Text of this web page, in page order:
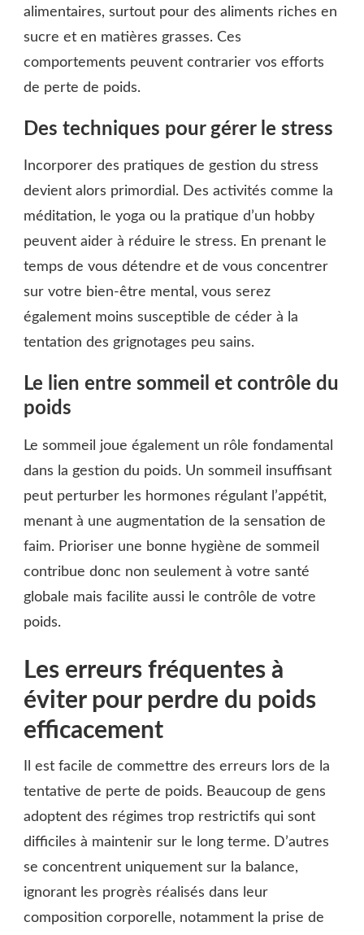
alimentaires, surtout pour des aliments riches en
sucre et en matières grasses. Ces
comportements peuvent contrarier vos efforts
de perte de poids.
Des techniques pour gérer le stress
Incorporer des pratiques de gestion du stress
devient alors primordial. Des activités comme la
méditation, le yoga ou la pratique d’un hobby
peuvent aider à réduire le stress. En prenant le
temps de vous détendre et de vous concentrer
sur votre bien-être mental, vous serez
également moins susceptible de céder à la
tentation des grignotages peu sains.
Le lien entre sommeil et contrôle du
poids
Le sommeil joue également un rôle fondamental
dans la gestion du poids. Un sommeil insuffisant
peut perturber les hormones régulant l’appétit,
menant à une augmentation de la sensation de
faim. Prioriser une bonne hygiène de sommeil
contribue donc non seulement à votre santé
globale mais facilite aussi le contrôle de votre
poids.
Les erreurs fréquentes à
éviter pour perdre du poids
efficacement
Il est facile de commettre des erreurs lors de la
tentative de perte de poids. Beaucoup de gens
adoptent des régimes trop restrictifs qui sont
difficiles à maintenir sur le long terme. D’autres
se concentrent uniquement sur la balance,
ignorant les progrès réalisés dans leur
composition corporelle, notamment la prise de